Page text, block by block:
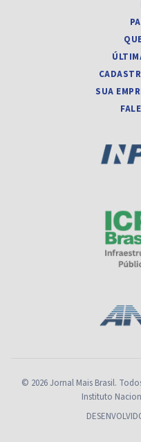
SUA
© 2026 Jornal Mais Brasil.
Instituto